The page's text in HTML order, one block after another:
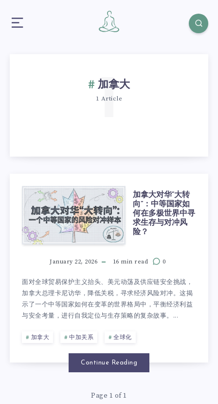
加拿大
1 Article
1
加拿大对华“大转
向”：中等国家如
何在多极世界中寻
求生存与对冲风
险？
January 22, 2026 16 min read 0
面对全球贸易保护主义抬头、美元动荡及供应链安全挑战，
加拿大总理卡尼访华，降低关税，寻求经济风险对冲。这揭
示了一个中等国家如何在变革的世界格局中，平衡经济利益
与安全考量，进行自我定位与生存策略的复杂故事。...
加拿大 中加关系 全球化
Continue Reading
Page 1 of 1